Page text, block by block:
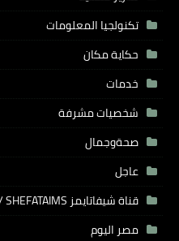
تكنولجيا المعلومات
حكاية مكان
خدمات
شخصيات مشرفة
صحةوجمال
عاجل
قناة شيفاتايمز TV / SHEFATAIMS
مصر اليوم